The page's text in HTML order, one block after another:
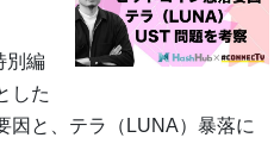
別編
した
因と、テラ（LUNA）暴落に